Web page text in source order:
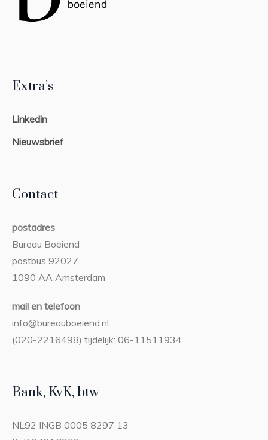
Extra’s
Linkedin
Nieuwsbrief
Contact
postadres
Bureau Boeiend
postbus 92027
1090 AA Amsterdam
mail en telefoon
info@bureauboeiend.nl
(020-2216498) tijdelijk: 06-11511934
Bank, KvK, btw
NL92 INGB 0005 8297 13